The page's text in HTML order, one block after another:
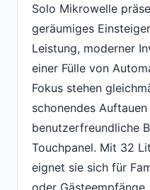
Solo Mikrowelle
geräumiges
Leistung, moderner
einer Fülle von
Fokus stehen
schonendes
benutzerfreundliche
Touchpanel. Mit 32
eignet sie sich für
oder